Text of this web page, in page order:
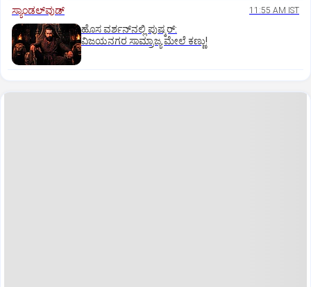
ಸ್ಯಾಂಡಲ್‌ವುಡ್‌ 11:55 AM IST
ಹೊಸ ವರ್ಶನ್‌ನಲ್ಲಿ ಪುಷ್ಕರ್‌:
ವಿಜಯನಗರ ಸಾಮ್ರಾಜ್ಯ ಮೇಲೆ ಕಣ್ಣು!